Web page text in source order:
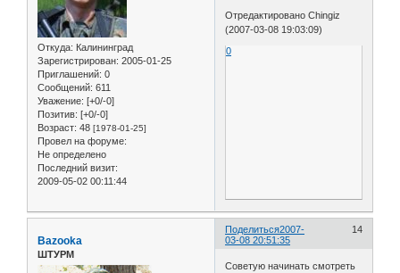
Откуда: Калининград
Зарегистрирован: 2005-01-25
Приглашений: 0
Сообщений: 611
Уважение: [+0/-0]
Позитив: [+0/-0]
Возраст: 48 [1978-01-25]
Провел на форуме:
Не определено
Последний визит:
2009-05-02 00:11:44
Отредактировано Chingiz
(2007-03-08 19:03:09)
0
Поделиться 14
2007-
03-08 20:51:35
Bazooka
ШТУРМ
Советую начинать смотреть